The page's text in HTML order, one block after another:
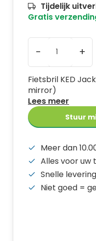
Tijdelijk
Gratis
- +
Fietsbril KED
mirror)
Lees meer
Stuur
Meer dan
Alles voor uw
Snelle levering
Niet goed =